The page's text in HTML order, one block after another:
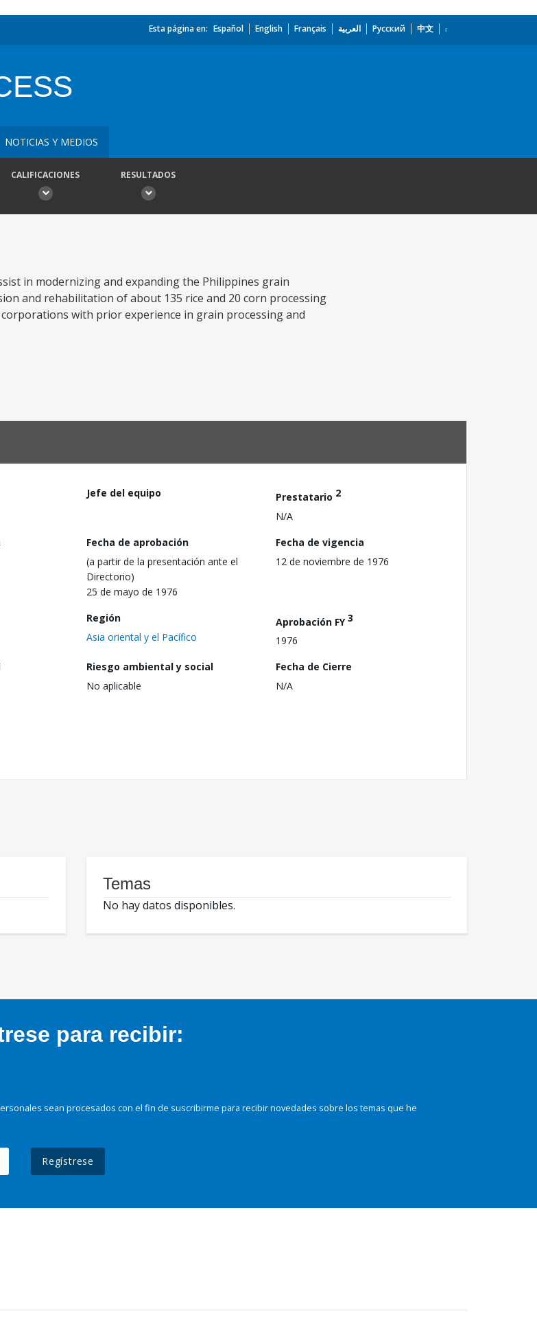
Esta página en: Español English Français العربية Русский 中文
NOTICIAS Y MEDIOS
CALIFICACIONES RESULTADOS
in modernizing and expanding the Philippines grain
and rehabilitation of about 135 rice and 20 corn processing
with prior experience in grain processing and
Jefe del equipo Prestatario 2
N/A
Fecha de aprobación
(a partir de la presentación ante el
Directorio)
25 de mayo de 1976
Fecha de vigencia
12 de noviembre de 1976
Región
Asia oriental y el Pacífico
Aprobación FY3
1976
Riesgo ambiental y social
No aplicable
Fecha de Cierre
N/A
Temas
No hay datos disponibles.
para recibir:
sean procesados con el fin de suscribirme para recibir novedades sobre los temas que he
Regístrese